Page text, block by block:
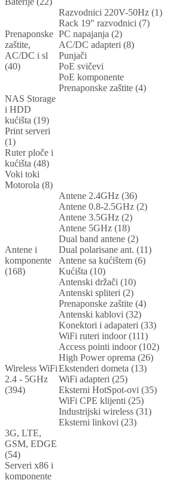
Prenaponske
zaštite,
AC/DC i sl
(40)
Razvodnici 220V-50Hz (1)
Rack 19" razvodnici (7)
PC napajanja (2)
AC/DC adapteri (8)
Punjači
PoE svičevi
PoE komponente
Prenaponske zaštite (4)
NAS Storage
i HDD
kućišta (19)
Print serveri
(1)
Ruter ploče i
kućišta (48)
Voki toki
Motorola (8)
Antene i
komponente
(168)
Antene 2.4GHz (36)
Antene 0.8-2.5GHz (2)
Antene 3.5GHz (2)
Antene 5GHz (18)
Dual band antene (2)
Dual polarisane ant. (11)
Antene sa kućištem (6)
Kućišta (10)
Antenski držači (10)
Antenski spliteri (2)
Prenaponske zaštite (4)
Antenski kablovi (32)
Konektori i adapateri (33)
Wireless WiFi
2.4 - 5GHz
(394)
WiFi ruteri indoor (111)
Access pointi indoor (102)
High Power oprema (26)
Ekstenderi dometa (13)
WiFi adapteri (25)
Eksterni HotSpot-ovi (35)
WiFi CPE klijenti (25)
Industrijski wireless (31)
Eksterni linkovi (23)
3G, LTE,
GSM, EDGE
(54)
Serveri x86 i
komponente